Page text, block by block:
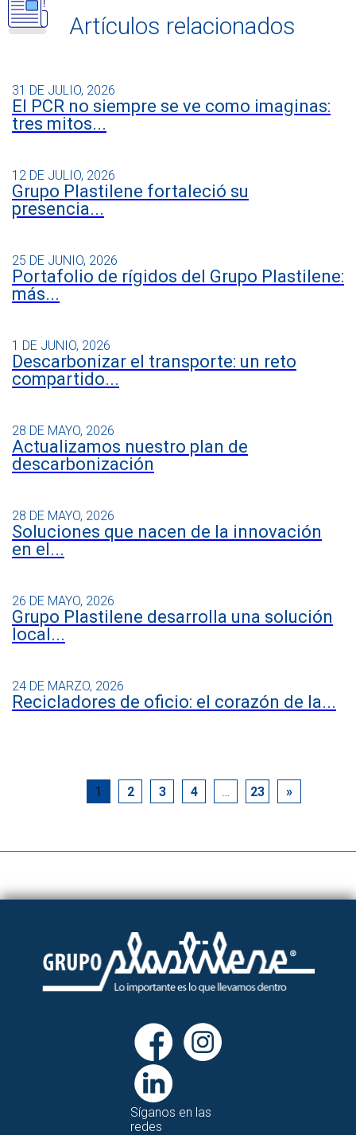
Artículos relacionados
31 DE JULIO, 2026
El PCR no siempre se ve como imaginas:
tres mitos...
12 DE JULIO, 2026
Grupo Plastilene fortaleció su
presencia...
25 DE JUNIO, 2026
Portafolio de rígidos del Grupo Plastilene:
más...
1 DE JUNIO, 2026
Descarbonizar el transporte: un reto
compartido...
28 DE MAYO, 2026
Actualizamos nuestro plan de
descarbonización
28 DE MAYO, 2026
Soluciones que nacen de la innovación
en el...
26 DE MAYO, 2026
Grupo Plastilene desarrolla una solución
local...
24 DE MARZO, 2026
Recicladores de oficio: el corazón de la...
1 2 3 4 … 23 »
Síganos en las
redes